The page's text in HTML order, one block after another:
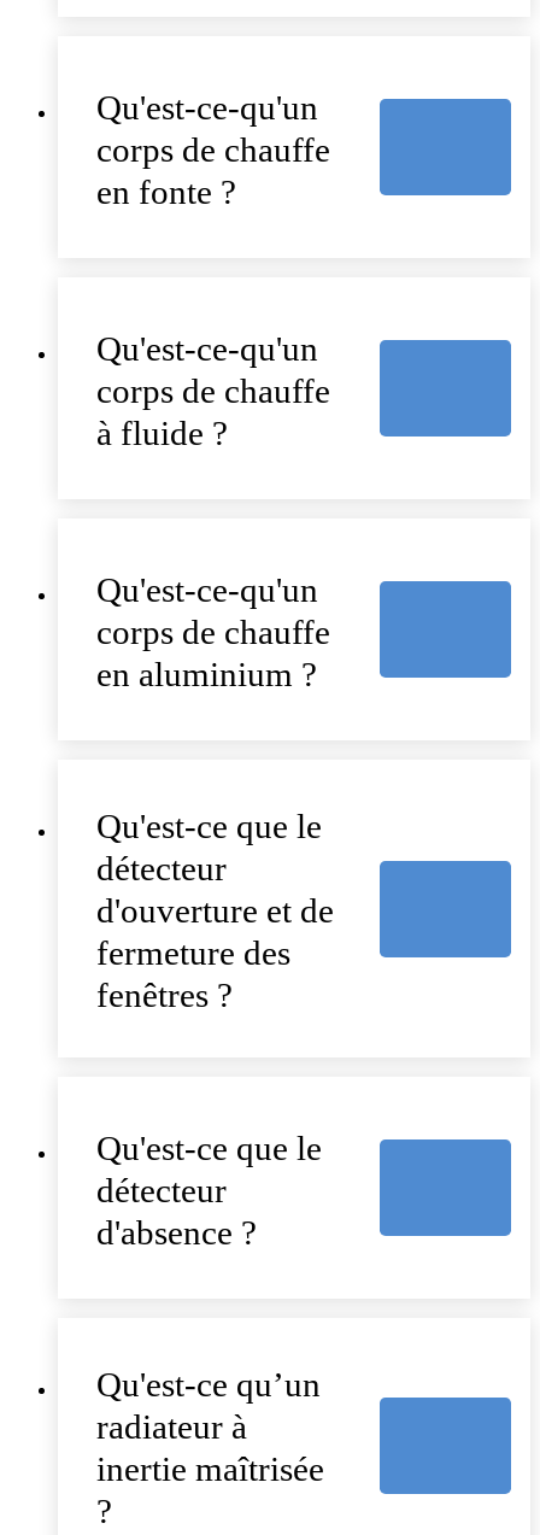
Qu'est-ce-qu'un
corps de chauffe
en fonte ?
Qu'est-ce-qu'un
corps de chauffe
à fluide ?
Qu'est-ce-qu'un
corps de chauffe
en aluminium ?
Qu'est-ce que le
détecteur
d'ouverture et de
fermeture des
fenêtres ?
Qu'est-ce que le
détecteur
d'absence ?
Qu'est-ce qu’un
radiateur à
inertie maîtrisée
?